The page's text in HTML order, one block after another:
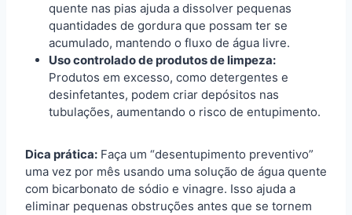
quente nas pias ajuda a dissolver pequenas
quantidades de gordura que possam ter se
acumulado, mantendo o fluxo de água livre.
Uso controlado de produtos de limpeza:
Produtos em excesso, como detergentes e
desinfetantes, podem criar depósitos nas
tubulações, aumentando o risco de entupimento.
Dica prática: Faça um “desentupimento preventivo”
uma vez por mês usando uma solução de água quente
com bicarbonato de sódio e vinagre. Isso ajuda a
eliminar pequenas obstruções antes que se tornem